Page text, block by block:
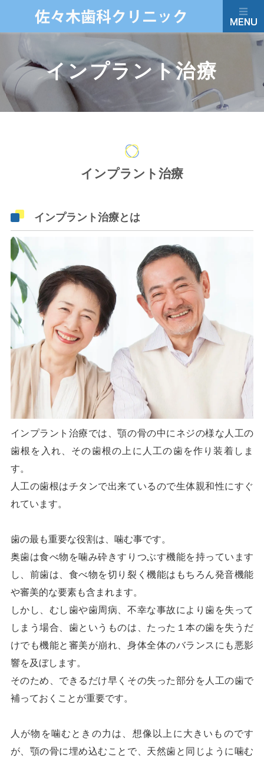
インプラント治療
インプラント治療
インプラント治療とは
インプラント治療では、顎の骨の中にネジの様な人工の
歯根を入れ、その歯根の上に人工の歯を作り装着しま
す。
人工の歯根はチタンで出来ているので生体親和性にすぐ
れています。
歯の最も重要な役割は、噛む事です。
奥歯は食べ物を噛み砕きすりつぶす機能を持っています
し、前歯は、食べ物を切り裂く機能はもちろん発音機能
や審美的な要素も含まれます。
しかし、むし歯や歯周病、不幸な事故により歯を失って
しまう場合、歯というものは、たった１本の歯を失うだ
けでも機能と審美が崩れ、身体全体のバランスにも悪影
響を及ぼします。
そのため、できるだけ早くその失った部分を人工の歯で
補っておくことが重要です。
人が物を噛むときの力は、想像以上に大きいものです
が、顎の骨に埋め込むことで、天然歯と同じように噛む